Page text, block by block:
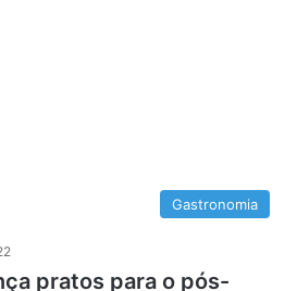
Gastronomia
pratos para o pós-